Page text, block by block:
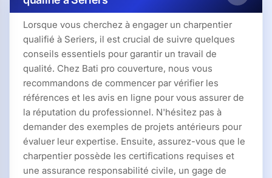
Lorsque vous cherchez à engager un charpentier
qualifié à Seriers, il est crucial de suivre quelques
conseils essentiels pour garantir un travail de
qualité. Chez Bati pro couverture, nous vous
recommandons de commencer par vérifier les
références et les avis en ligne pour vous assurer de
la réputation du professionnel. N'hésitez pas à
demander des exemples de projets antérieurs pour
évaluer leur expertise. Ensuite, assurez-vous que le
charpentier possède les certifications requises et
une assurance responsabilité civile, un gage de